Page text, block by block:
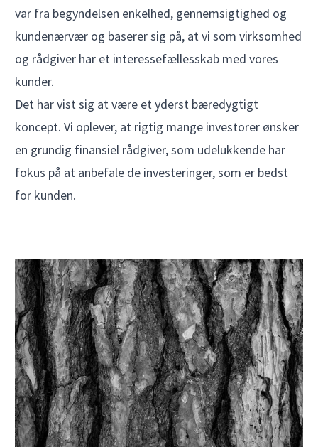
var fra begyndelsen enkelhed, gennemsigtighed og
kundenærvær og baserer sig på, at vi som virksomhed
og rådgiver har et interessefællesskab med vores
kunder.
Det har vist sig at være et yderst bæredygtigt
koncept. Vi oplever, at rigtig mange investorer ønsker
en grundig finansiel rådgiver, som udelukkende har
fokus på at anbefale de investeringer, som er bedst
for kunden.